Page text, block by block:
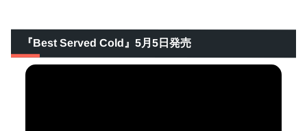
『Best Served Cold』5月5日発売